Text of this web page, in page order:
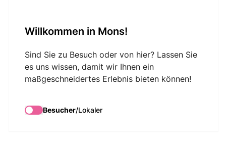
Willkommen in Mons!
Sind Sie zu Besuch oder von hier? Lassen Sie
es uns wissen, damit wir Ihnen ein
maßgeschneidertes Erlebnis bieten können!
Besucher/Lokaler
Bohemian
Rhapsody